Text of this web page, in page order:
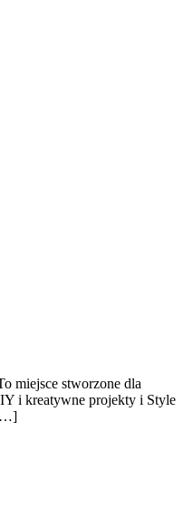
miejsce stworzone dla
i kreatywne projekty i Style
[…]